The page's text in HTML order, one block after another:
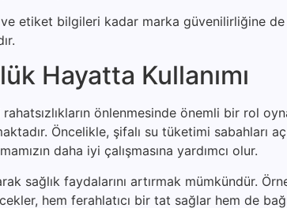
etiket bilgileri kadar marka güvenilirliğine de
Hayatta Kullanımı
önlenmesinde önemli bir rol
Öncelikle, şifalı su tüketimi sabahları
daha iyi çalışmasına yardımcı olur.
sağlık faydalarını artırmak mümkündür.
hem ferahlatıcı bir tat sağlar hem de